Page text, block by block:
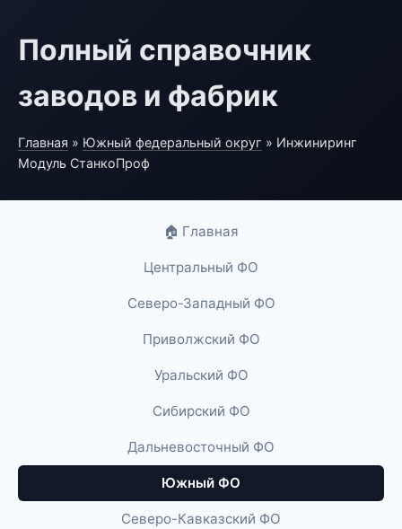
Полный справочник
заводов и фабрик
Главная » Южный федеральный округ » Инжиниринг
Модуль СтанкоПроф
🏠 Главная
Центральный ФО
Северо-Западный ФО
Приволжский ФО
Уральский ФО
Сибирский ФО
Дальневосточный ФО
Южный ФО
Северо-Кавказский ФО